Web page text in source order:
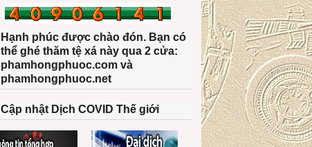
Hạnh phúc được chào đón. Bạn có
thể ghé thăm tệ xá này qua 2 cửa:
phamhongphuoc.com và
phamhongphuoc.net
Cập nhật Dịch COVID Thế giới